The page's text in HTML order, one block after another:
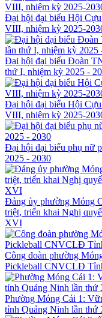
Đại hội đại biểu Hội
VIII, nhiệm kỳ 2025-
Đại hội đại biểu Đoàn
thứ I, nhiệm kỳ 2025 -
Đại hội đại biểu Hội
VIII, nhiệm kỳ 2025-
Đại hội đại biểu phụ nữ
2025 - 2030
Đảng ủy phường Móng
triệt, triển khai Nghị
XVI
Công đoàn phường
Pickleball CNVCLĐ
Phường Móng Cái 1:
tỉnh Quảng Ninh lần